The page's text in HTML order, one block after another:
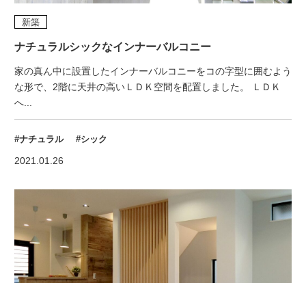
ナチュラルシックなインナーバルコニー
家の真ん中に設置したインナーバルコニーをコの字型に囲むよう
な形で、2階に天井の高いＬＤＫ空間を配置しました。 ＬＤＫ
へ...
新築
#ナチュラル #シック
2021.01.26